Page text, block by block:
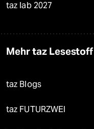
taz lab 2027
Mehr taz Lesestoff
taz Blogs
taz FUTURZWEI